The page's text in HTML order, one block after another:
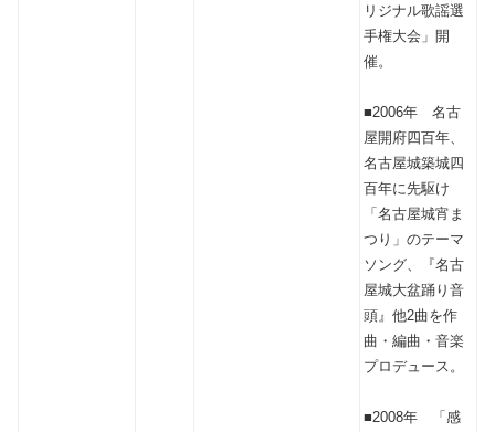
リジナル歌謡選
手権大会」開
催。
■2006年 名古
屋開府四百年、
名古屋城築城四
百年に先駆け
「名古屋城宵ま
つり」のテーマ
ソング、『名古
屋城大盆踊り音
頭』他2曲を作
曲・編曲・音楽
プロデュース。
■2008年 「感